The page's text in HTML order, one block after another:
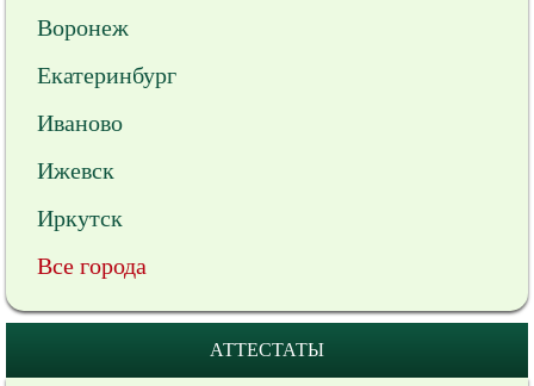
Воронеж
Екатеринбург
Иваново
Ижевск
Иркутск
Все города
АТТЕСТАТЫ